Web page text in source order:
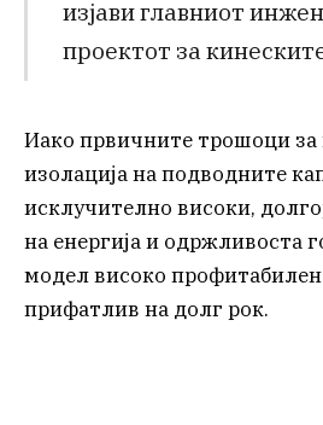
изјави главниот
проектот за
Иако првичните трошоци за
изолација на подводните
исклучително високи,
на енергија и одржливоста
модел високо
прифатлив на долг рок.